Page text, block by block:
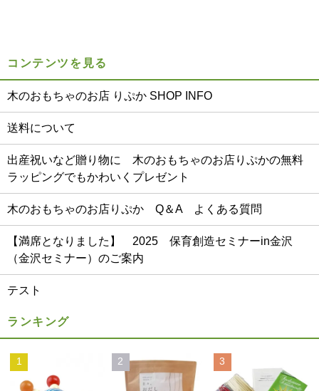
コンテンツを見る
木のおもちゃのお店 りぷか SHOP INFO
送料について
出産祝いなど贈り物に 木のおもちゃのお店りぷかの無料
ラッピングでもかわいくプレゼント
木のおもちゃのお店りぷか Q＆A よくある質問
【満席となりました】 2025 保育創造セミナーin金沢
（金沢セミナー）のご案内
テスト
ランキング
1 2 3